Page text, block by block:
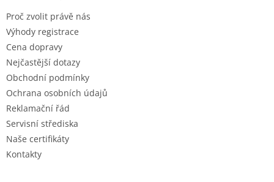
Proč zvolit právě nás
Výhody registrace
Cena dopravy
Nejčastější dotazy
Obchodní podmínky
Ochrana osobních údajů
Reklamační řád
Servisní střediska
Naše certifikáty
Kontakty